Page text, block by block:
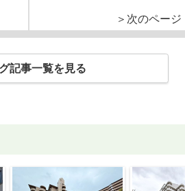
＞次のページ
記事一覧を見る